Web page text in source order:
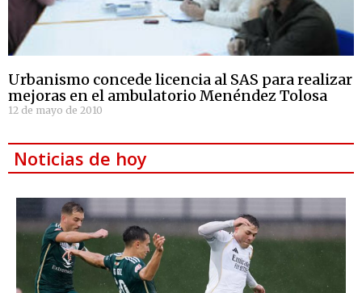
Urbanismo concede licencia al SAS para realizar
mejoras en el ambulatorio Menéndez Tolosa
12 de mayo de 2010
Noticias de hoy